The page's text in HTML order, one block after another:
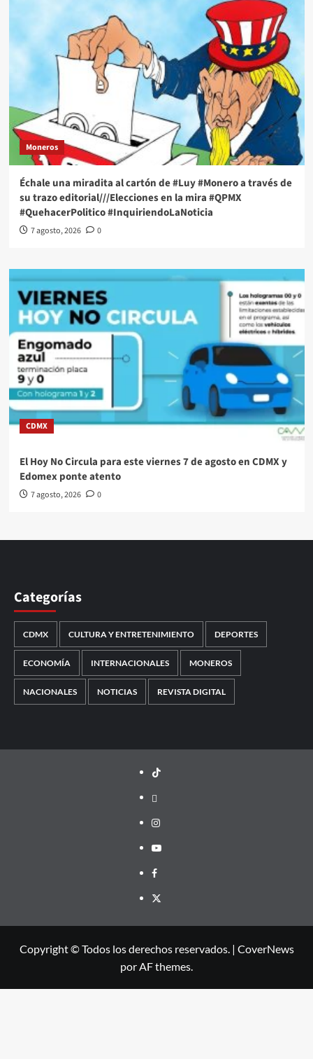
Moneros
Échale una miradita al cartón de #Luy #Monero a través de
su trazo editorial///Elecciones en la mira #QPMX
#QuehacerPolitico #InquiriendoLaNoticia
7 agosto, 2026 0
CDMX
El Hoy No Circula para este viernes 7 de agosto en CDMX y
Edomex ponte atento
7 agosto, 2026 0
Categorías
CDMX CULTURA Y ENTRETENIMIENTO DEPORTES
ECONOMÍA INTERNACIONALES MONEROS
NACIONALES NOTICIAS REVISTA DIGITAL
TikTok
threads
Instagram
Youtube
Facebook
X
Copyright © Todos los derechos reservados. | CoverNews
por AF themes.